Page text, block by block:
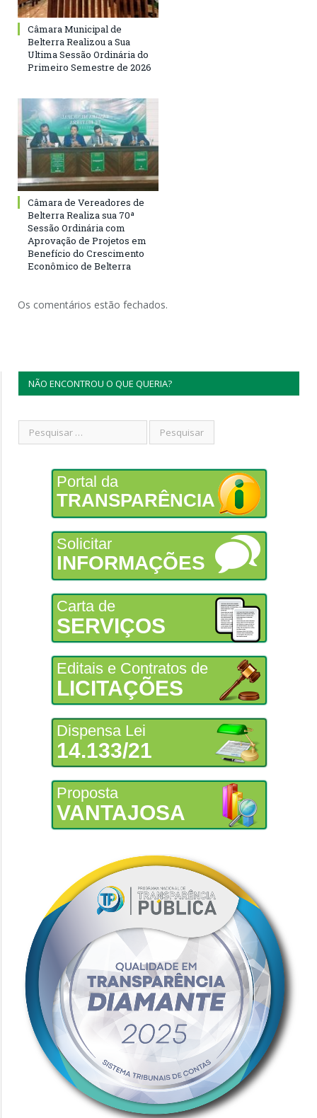
Câmara Municipal de
Belterra Realizou a Sua
Ultima Sessão Ordinária do
Primeiro Semestre de 2026
Câmara de Vereadores de
Belterra Realiza sua 70ª
Sessão Ordinária com
Aprovação de Projetos em
Benefício do Crescimento
Econômico de Belterra
Os comentários estão fechados.
NÃO ENCONTROU O QUE QUERIA?
Portal da
TRANSPARÊNCIA
Solicitar
INFORMAÇÕES
Carta de
SERVIÇOS
Editais e Contratos de
LICITAÇÕES
Dispensa Lei
14.133/21
Proposta
VANTAJOSA